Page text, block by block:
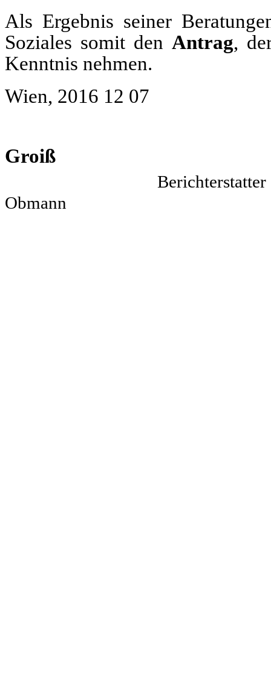
Als Ergebnis seiner
Soziales somit den Antrag,
Kenntnis nehmen.
Wien, 2016 12 07
Groiß Josef
Obmann